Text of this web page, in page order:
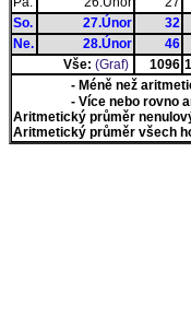
So.
27.Únor 32
Ne.
28.Únor 46
Vše: (Graf) 1096
- Méně než
- Více nebo rovno
Aritmetický průměr
Aritmetický průměr všech